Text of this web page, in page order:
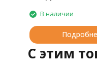
В наличии
C этим